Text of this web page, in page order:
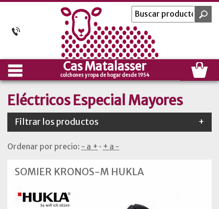
Cas Matalasser
colchones y ropa de hogar desde 1954
Eléctricos Especial Mayores
Filtrar los productos +
Ordenar por precio: - a + · + a -
SOMIER KRONOS-M HUKLA